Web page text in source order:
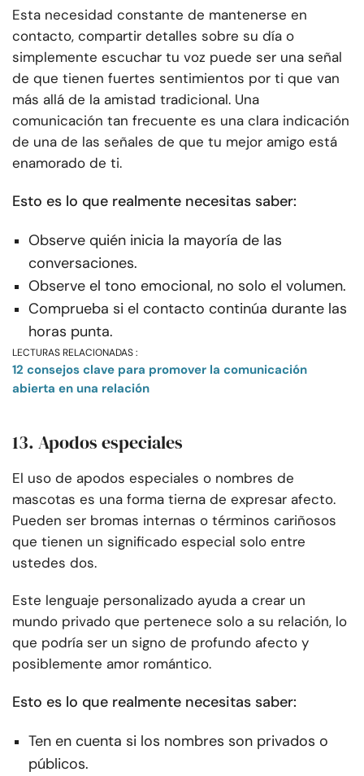
Esta necesidad constante de mantenerse en
contacto, compartir detalles sobre su día o
simplemente escuchar tu voz puede ser una señal
de que tienen fuertes sentimientos por ti que van
más allá de la amistad tradicional. Una
comunicación tan frecuente es una clara indicación
de una de las señales de que tu mejor amigo está
enamorado de ti.
Esto es lo que realmente necesitas saber:
Observe quién inicia la mayoría de las
conversaciones.
Observe el tono emocional, no solo el volumen.
Comprueba si el contacto continúa durante las
horas punta.
LECTURAS RELACIONADAS :
12 consejos clave para promover la comunicación
abierta en una relación
13. Apodos especiales
El uso de apodos especiales o nombres de
mascotas es una forma tierna de expresar afecto.
Pueden ser bromas internas o términos cariñosos
que tienen un significado especial solo entre
ustedes dos.
Este lenguaje personalizado ayuda a crear un
mundo privado que pertenece solo a su relación, lo
que podría ser un signo de profundo afecto y
posiblemente amor romántico.
Esto es lo que realmente necesitas saber:
Ten en cuenta si los nombres son privados o
públicos.